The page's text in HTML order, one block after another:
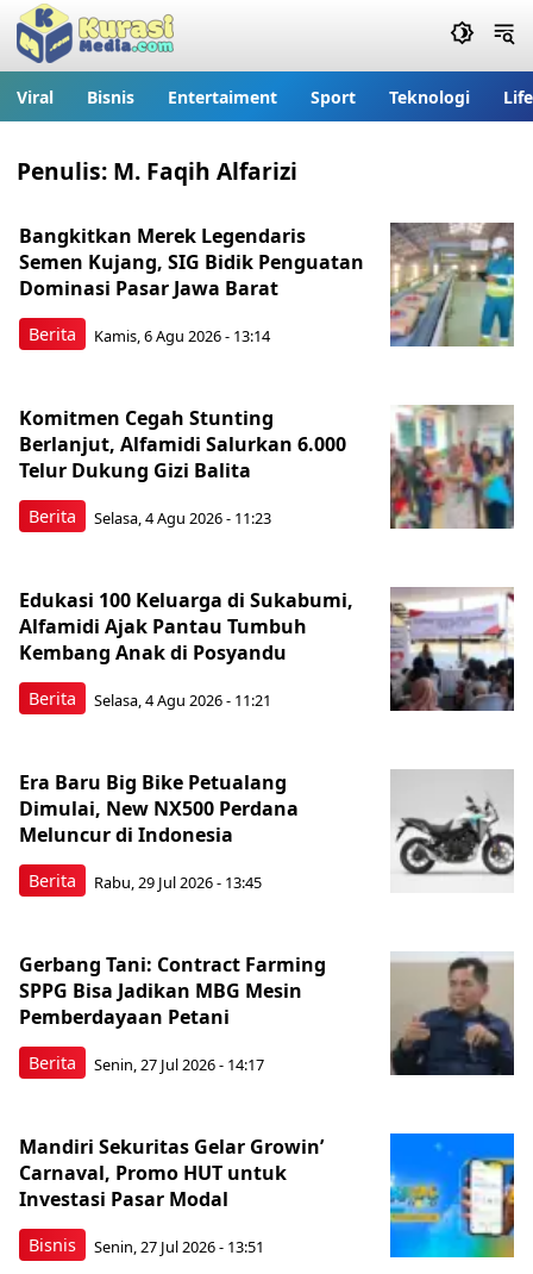
Viral Bisnis Entertaiment Sport Teknologi
Penulis: M. Faqih Alfarizi
Berita
Bangkitkan Merek Legendaris
Semen Kujang, SIG Bidik Penguatan
Dominasi Pasar Jawa Barat
Kamis, 6 Agu 2026 - 13:14
Berita
Komitmen Cegah Stunting
Berlanjut, Alfamidi Salurkan 6.000
Telur Dukung Gizi Balita
Selasa, 4 Agu 2026 - 11:23
Berita
Edukasi 100 Keluarga di Sukabumi,
Alfamidi Ajak Pantau Tumbuh
Kembang Anak di Posyandu
Selasa, 4 Agu 2026 - 11:21
Berita
Era Baru Big Bike Petualang
Dimulai, New NX500 Perdana
Meluncur di Indonesia
Rabu, 29 Jul 2026 - 13:45
Berita
Gerbang Tani: Contract Farming
SPPG Bisa Jadikan MBG Mesin
Pemberdayaan Petani
Senin, 27 Jul 2026 - 14:17
Bisnis
Mandiri Sekuritas Gelar Growin’
Carnaval, Promo HUT untuk
Investasi Pasar Modal
Senin, 27 Jul 2026 - 13:51